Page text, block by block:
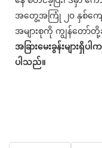
အတွေ့အကြုံ ၂၀ နှစ်ကျ
အများစုကို ကျွန်တေ
အခြားမေးခွန်းများ
ပါသည်။